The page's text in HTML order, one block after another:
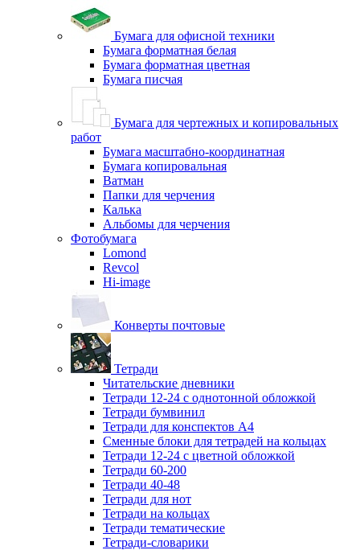
Бумага для офисной техники
Бумага форматная белая
Бумага форматная цветная
Бумага писчая
Бумага для чертежных и копировальных
работ
Бумага масштабно-координатная
Бумага копировальная
Ватман
Папки для черчения
Калька
Альбомы для черчения
Фотобумага
Lomond
Revcol
Hi-image
Конверты почтовые
Тетради
Читательские дневники
Тетради 12-24 с однотонной обложкой
Тетради бумвинил
Тетради для конспектов А4
Сменные блоки для тетрадей на кольцах
Тетради 12-24 с цветной обложкой
Тетради 60-200
Тетради 40-48
Тетради для нот
Тетради на кольцах
Тетради тематические
Тетради-словарики